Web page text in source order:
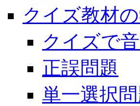
クイズ教材
クイズで
正誤問題
単一選択